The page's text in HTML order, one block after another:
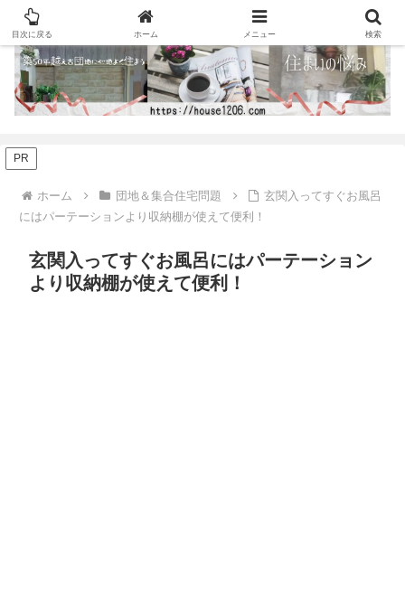
PR
ホーム 団地＆集合住宅問題
玄関入ってすぐお風呂
にはパーテーションより収納棚が使えて便利！
玄関入ってすぐお風呂にはパーテーション
より収納棚が使えて便利！
目次に戻る ホーム メニュー 検索